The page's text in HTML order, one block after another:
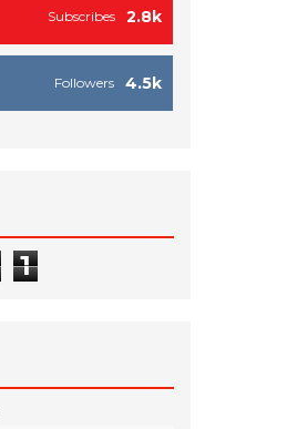
2.8k
Subscribes
4.5k
Followers
1